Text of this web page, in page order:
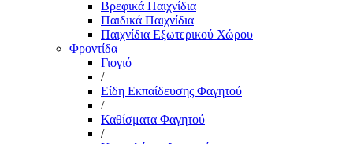
Βρεφικά Παιχνίδια
Παιδικά Παιχνίδια
Παιχνίδια Εξωτερικού Χώρου
Φροντίδα
Γιογιό
/
Είδη Εκπαίδευσης Φαγητού
/
Καθίσματα Φαγητού
/